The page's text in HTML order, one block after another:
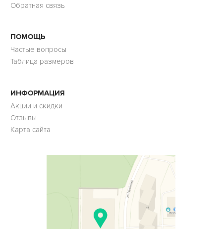
Обратная связь
ПОМОЩЬ
Частые вопросы
Таблица размеров
ИНФОРМАЦИЯ
Акции и скидки
Отзывы
Карта сайта